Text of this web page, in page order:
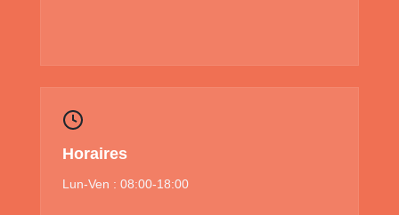
Horaires
Lun-Ven : 08:00-18:00